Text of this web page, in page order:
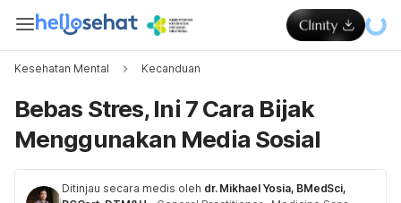
Kesehatan Mental Kecanduan
Bebas Stres, Ini 7 Cara Bijak
Menggunakan Media Sosial
Ditinjau secara medis oleh dr. Mikhael Yosia, BMedSci,